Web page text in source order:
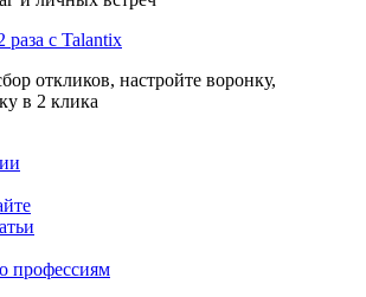
раза с Talantix
откликов, настройте воронку,
в 2 клика
профессиям